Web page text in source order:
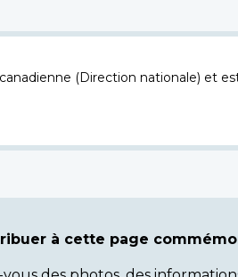
(Direction nationale) et
à cette page